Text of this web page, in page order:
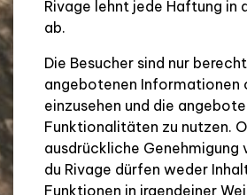
Rivage lehnt jede Haftung in
ab.
Die Besucher sind nur
angebotenen Informationen
einzusehen und die
Funktionalitäten zu nutzen.
ausdrückliche Genehmigung
du Rivage dürfen weder
Funktionen in irgendeiner